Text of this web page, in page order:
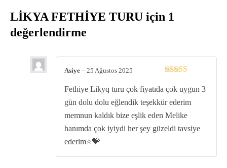
LİKYA FETHİYE TURU için 1
değerlendirme
oy aldı
Asiye – 25 Ağustos 2025
Fethiye Likyq turu çok fiyatıda çok uygun 3
gün dolu dolu eğlendik teşekkür ederim
memnun kaldık bize eşlik eden Melike
hanımda çok iyiydi her şey güzeldi tavsiye
ederim⭐️💝